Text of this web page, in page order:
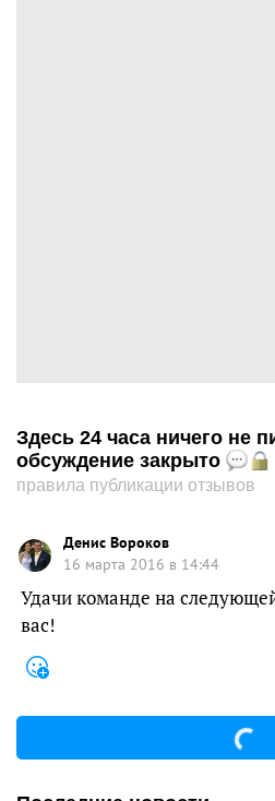
Здесь 24 часа ничего не
обсуждение закрыто
правила публикации отзывов
Денис Вороков
16 марта 2016 в 14:44
Удачи команде на
вас!